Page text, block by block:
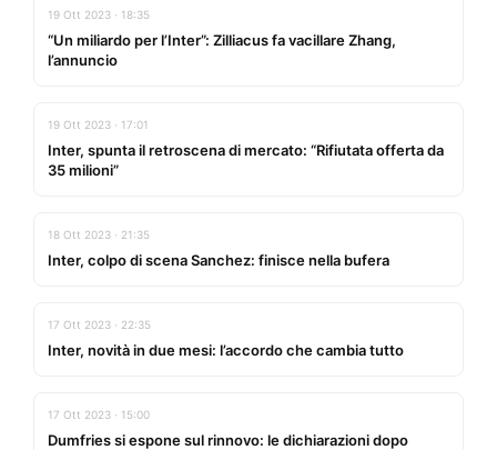
19 Ott 2023 · 18:35
“Un miliardo per l’Inter”: Zilliacus fa vacillare Zhang,
l’annuncio
19 Ott 2023 · 17:01
Inter, spunta il retroscena di mercato: “Rifiutata offerta da
35 milioni”
18 Ott 2023 · 21:35
Inter, colpo di scena Sanchez: finisce nella bufera
17 Ott 2023 · 22:35
Inter, novità in due mesi: l’accordo che cambia tutto
17 Ott 2023 · 15:00
Dumfries si espone sul rinnovo: le dichiarazioni dopo